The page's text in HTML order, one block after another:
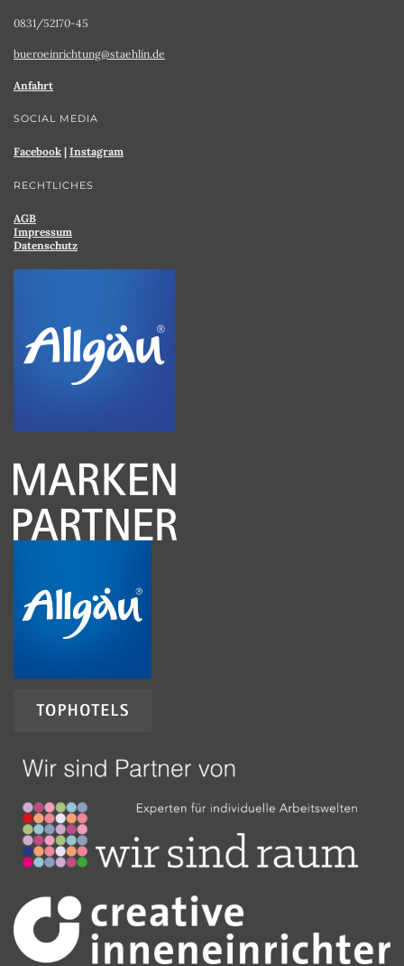
0831/52170-45
bueroeinrichtung@staehlin.de
Anfahrt
SOCIAL MEDIA
Facebook | Instagram
RECHTLICHES
AGB
Impressum
Datenschutz